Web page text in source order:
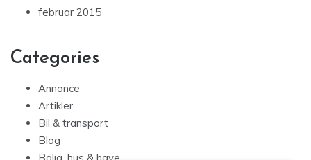
februar 2015
Categories
Annonce
Artikler
Bil & transport
Blog